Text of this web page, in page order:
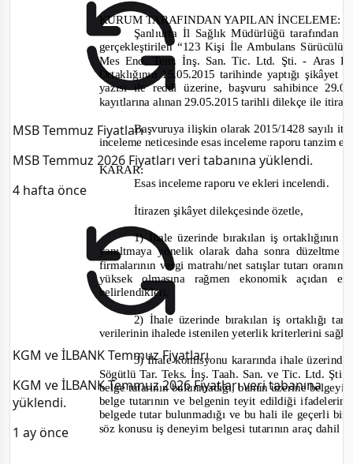
MSB Temmuz Fiyatları
MSB Temmuz 2026 Fiyatları veri tabanına yüklendi.
4 hafta önce
KGM ve İLBANK Temmuz Fiyatları
KGM ve İLBANK Temmuz 2026 Fiyatları veri tabanına
yüklendi.
1 ay önce
KURUM TARAFINDAN YAPILAN İNCELEME:
Şanlıurfa İl Sağlık Müdürlüğü
gerçekleştirilen “123 Kişi İle Ambulans
Mes End. Tem. İnş. San. Tic. Ltd. Şti.- Aras
Ortaklığının 15.05.2015 tarihinde yaptığı
yazısı ile reddi üzerine, başvuru sahibince
kayıtlarına alınan 29.05.2015 tarihli dilekçe ile
Başvuruya ilişkin olarak 2015/1428 sayılı
inceleme neticesinde esas inceleme raporu tanzim
KARAR:
Esas inceleme raporu ve ekleri incelendi.
İtirazen şikâyet dilekçesinde özetle,
1) İhale üzerinde bırakılan iş
yanıltmaya yönelik olarak daha sonra düzeltme
firmalarının vergi matrahı/net satışlar tutarı
yüksek olmasına rağmen ekonomik
belirlendikleri,
2) İhale üzerinde bırakılan iş ortaklığı
verilerinin ihalede istenilen yeterlik kriterlerini
3) İhale komisyonu kararında ihale üzerinde
Sögütlü Tar. Teks. İnş. Taah. San. ve Tic. Ltd.
belge tutarının bulunmadığı, bunun üzerine
belge tutarının ve belgenin teyit edildiği
belgede tutar bulunmadığı ve bu hali ile geçerli
söz konusu iş deneyim belgesi tutarının araç dahil